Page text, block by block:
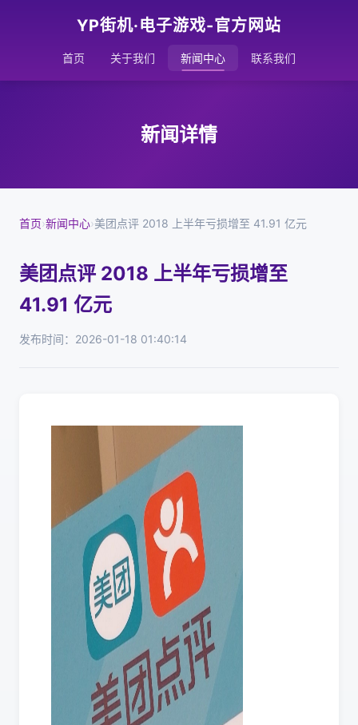
YP街机·电子游戏-官方网站
首页 关于我们 新闻中心 联系我们
新闻详情
首页›新闻中心›美团点评 2018 上半年亏损增至 41.91 亿元
美团点评 2018 上半年亏损增至
41.91 亿元
发布时间：2026-01-18 01:40:14